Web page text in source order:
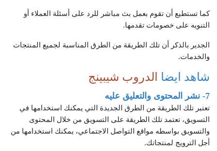
كما تستطيع أن تقوم بعمل بث مباشر للرد على أسئلة العملاء أو
التنويه على خصومات تقدمها.
الجدير بالذكر أن تلك الطريقة من الطرق المناسبة لجميع المنتجات
والخدمات.
شاهد ايضا الدروب شيبينج
7- نشر المحتوى والتعليق عليه
تعتبر تلك الطريقة من الطرق الجديدة التي يمكنك استخدامها في
التسويق، تعتمد تلك الطريقة على التسويق من خلال المحتوى
والتسويق بواسطه مواقع التواصل الاجتماعي، يمكنك استخدامها من
أجل الترويج لمنتجاتك.